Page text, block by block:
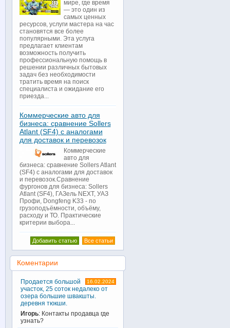
мире, где время
— это один из
самых ценных
ресурсов, услуги мастера на час
становятся все более
популярными. Эта услуга
предлагает клиентам
возможность получить
профессиональную помощь в
решении различных бытовых
задач без необходимости
тратить время на поиск
специалиста и ожидание его
приезда...
Коммерческие авто для
бизнеса: сравнение Sollers
Atlant (SF4) с аналогами
для доставок и перевозок
Коммерческие
авто для
бизнеса: сравнение Sollers Atlant
(SF4) с аналогами для доставок
и перевозок.Сравнение
фургонов для бизнеса: Sollers
Atlant (SF4), ГАЗель NEXT, УАЗ
Профи, Dongfeng K33 - по
грузоподъёмности, объёму,
расходу и ТО. Практические
критерии выбора...
Все статьи
Добавить статью
Коментарии
16.02.2024
Продается большой
участок, 25 соток недалеко от
озера большие швакшты.
деревня тюкши.
Игорь: Контакты продавца где
узнать?